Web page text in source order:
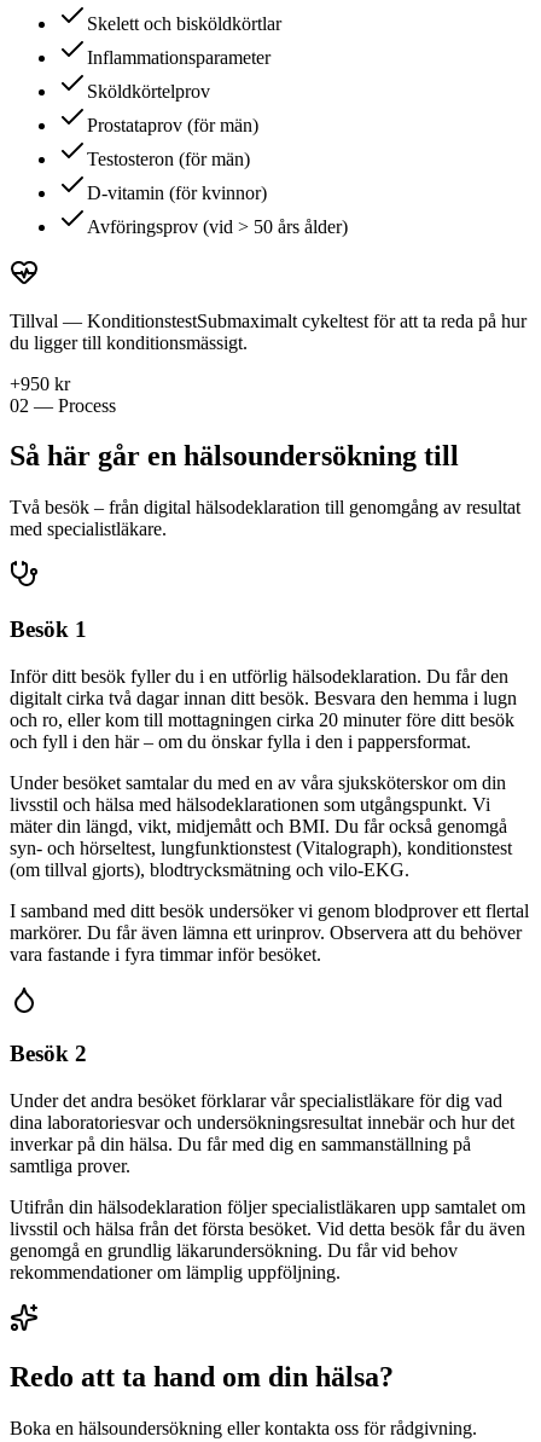
Skelett och bisköldkörtlar
Inflammationsparameter
Sköldkörtelprov
Prostataprov (för män)
Testosteron (för män)
D-vitamin (för kvinnor)
Avföringsprov (vid > 50 års ålder)
Tillval — KonditionstestSubmaximalt cykeltest för att ta reda på hur
du ligger till konditionsmässigt.
+950 kr
02 — Process
Så här går en hälsoundersökning till
Två besök – från digital hälsodeklaration till genomgång av resultat
med specialistläkare.
Besök 1
Inför ditt besök fyller du i en utförlig hälsodeklaration. Du får den
digitalt cirka två dagar innan ditt besök. Besvara den hemma i lugn
och ro, eller kom till mottagningen cirka 20 minuter före ditt besök
och fyll i den här – om du önskar fylla i den i pappersformat.
Under besöket samtalar du med en av våra sjuksköterskor om din
livsstil och hälsa med hälsodeklarationen som utgångspunkt. Vi
mäter din längd, vikt, midjemått och BMI. Du får också genomgå
syn- och hörseltest, lungfunktionstest (Vitalograph), konditionstest
(om tillval gjorts), blodtrycksmätning och vilo-EKG.
I samband med ditt besök undersöker vi genom blodprover ett flertal
markörer. Du får även lämna ett urinprov. Observera att du behöver
vara fastande i fyra timmar inför besöket.
Besök 2
Under det andra besöket förklarar vår specialistläkare för dig vad
dina laboratoriesvar och undersökningsresultat innebär och hur det
inverkar på din hälsa. Du får med dig en sammanställning på
samtliga prover.
Utifrån din hälsodeklaration följer specialistläkaren upp samtalet om
livsstil och hälsa från det första besöket. Vid detta besök får du även
genomgå en grundlig läkarundersökning. Du får vid behov
rekommendationer om lämplig uppföljning.
Redo att ta hand om din hälsa?
Boka en hälsoundersökning eller kontakta oss för rådgivning.